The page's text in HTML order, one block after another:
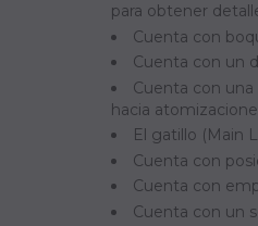
para obtener
Cuenta con
Cuenta con un
Cuenta con
hacia
El gatillo (Main
Cuenta con
Cuenta con
Cuenta con un